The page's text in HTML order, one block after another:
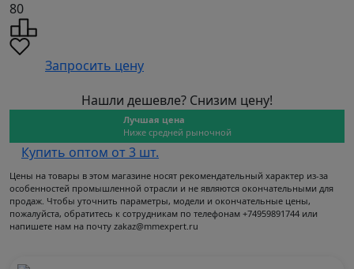
80
Запросить цену
Нашли дешевле? Снизим цену!
Лучшая цена
Ниже средней рыночной
Купить оптом от 3 шт.
Цены на товары в этом магазине носят рекомендательный характер из-за
особенностей промышленной отрасли и не являются окончательными для
продаж. Чтобы уточнить параметры, модели и окончательные цены,
пожалуйста, обратитесь к сотрудникам по телефонам +74959891744 или
напишете нам на почту zakaz@mmexpert.ru